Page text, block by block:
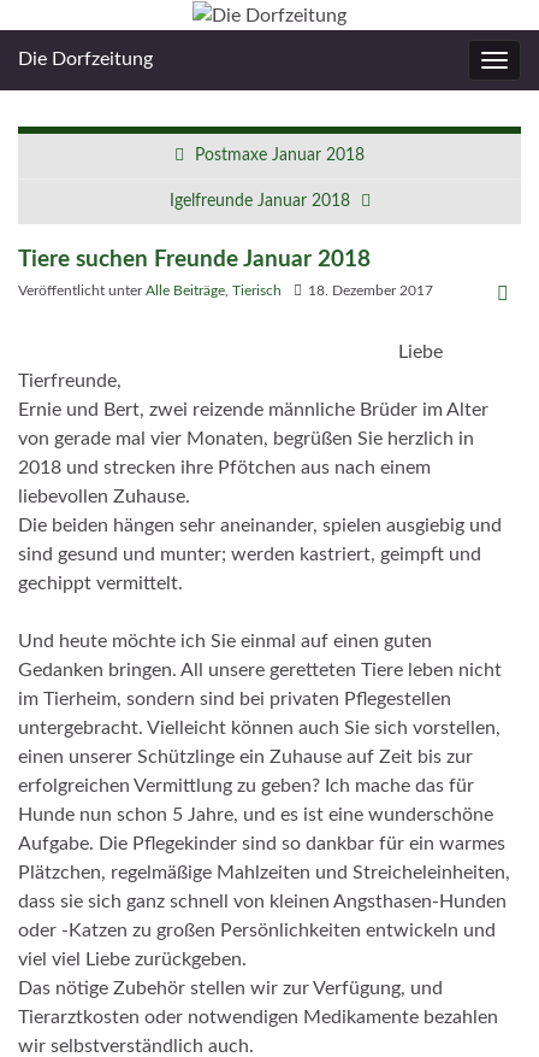
Die Dorfzeitung
Postmaxe Januar 2018
Igelfreunde Januar 2018
Tiere suchen Freunde Januar 2018
Veröffentlicht unterAlle Beiträge Tierisch 18. Dezember 2017
Liebe
Tierfreunde,
Ernie und Bert, zwei reizende männliche Brüder im Alter
von gerade mal vier Monaten, begrüßen Sie herzlich in
2018 und strecken ihre Pfötchen aus nach einem
liebevollen Zuhause.
Die beiden hängen sehr aneinander, spielen ausgiebig und
sind gesund und munter; werden kastriert, geimpft und
gechippt vermittelt.
Und heute möchte ich Sie einmal auf einen guten
Gedanken bringen. All unsere geretteten Tiere leben nicht
im Tierheim, sondern sind bei privaten Pflegestellen
untergebracht. Vielleicht können auch Sie sich vorstellen,
einen unserer Schützlinge ein Zuhause auf Zeit bis zur
erfolgreichen Vermittlung zu geben? Ich mache das für
Hunde nun schon 5 Jahre, und es ist eine wunderschöne
Aufgabe. Die Pflegekinder sind so dankbar für ein warmes
Plätzchen, regelmäßige Mahlzeiten und Streicheleinheiten,
dass sie sich ganz schnell von kleinen Angsthasen-Hunden
oder -Katzen zu großen Persönlichkeiten entwickeln und
viel viel Liebe zurückgeben.
Das nötige Zubehör stellen wir zur Verfügung, und
Tierarztkosten oder notwendigen Medikamente bezahlen
wir selbstverständlich auch.